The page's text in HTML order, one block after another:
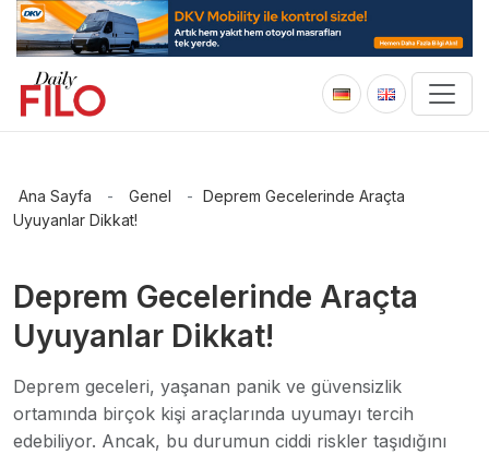
Ana Sayfa - Genel - Deprem Gecelerinde Araçta
Uyuyanlar Dikkat!
Deprem Gecelerinde Araçta
Uyuyanlar Dikkat!
Deprem geceleri, yaşanan panik ve güvensizlik
ortamında birçok kişi araçlarında uyumayı tercih
edebiliyor. Ancak, bu durumun ciddi riskler taşıdığını